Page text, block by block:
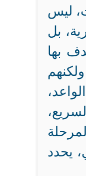
ليس
بل
بها
يحدد